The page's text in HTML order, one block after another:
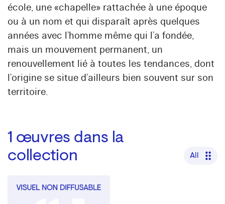
école, une «chapelle» rattachée à une époque
ou à un nom et qui disparaît après quelques
années avec l’homme même qui l’a fondée,
mais un mouvement permanent, un
renouvellement lié à toutes les tendances, dont
l’origine se situe d’ailleurs bien souvent sur son
territoire.
1 œuvres dans la
collection
All